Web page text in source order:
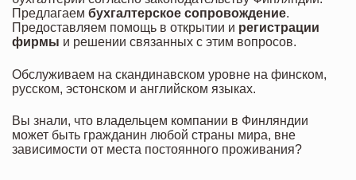
Предлагаем бухгалтерское сопровождение.
Предоставляем помощь в открытии и регистрации
фирмы и решении связанных с этим вопросов.
Обслуживаем на скандинавском уровне на финском,
русском, эстонском и английском языках.
Вы знали, что владельцем компании в Финляндии
может быть гражданин любой страны мира, вне
зависимости от места постоянного проживания?